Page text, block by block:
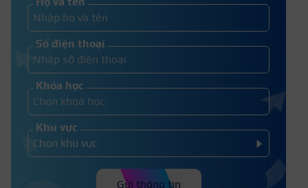
môn gì? Công an thi khối nào?
Số điện thoại
Khóa học
Khu vực
Gửi thông tin